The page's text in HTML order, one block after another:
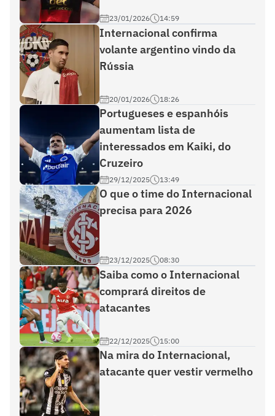
23/01/2026 14:59
Internacional confirma
volante argentino vindo da
Rússia
20/01/2026 18:26
Portugueses e espanhóis
aumentam lista de
interessados em Kaiki, do
Cruzeiro
29/12/2025 13:49
O que o time do Internacional
precisa para 2026
23/12/2025 08:30
Saiba como o Internacional
comprará direitos de
atacantes
22/12/2025 15:00
Na mira do Internacional,
atacante quer vestir vermelho